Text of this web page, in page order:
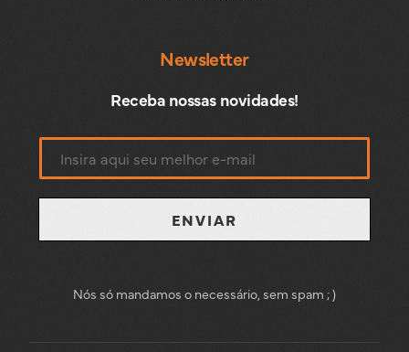
Newsletter
Receba nossas novidades!
ENVIAR
Nós só mandamos o necessário, sem spam ; )